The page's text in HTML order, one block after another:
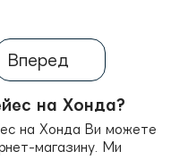
Вперед
на Хонда?
на Хонда Ви можете
магазину. Ми